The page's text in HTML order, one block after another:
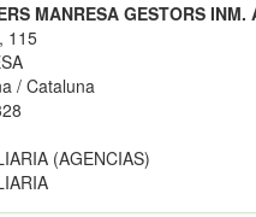
MANRESA GESTORS INM.
115
/ Cataluna
(AGENCIAS)